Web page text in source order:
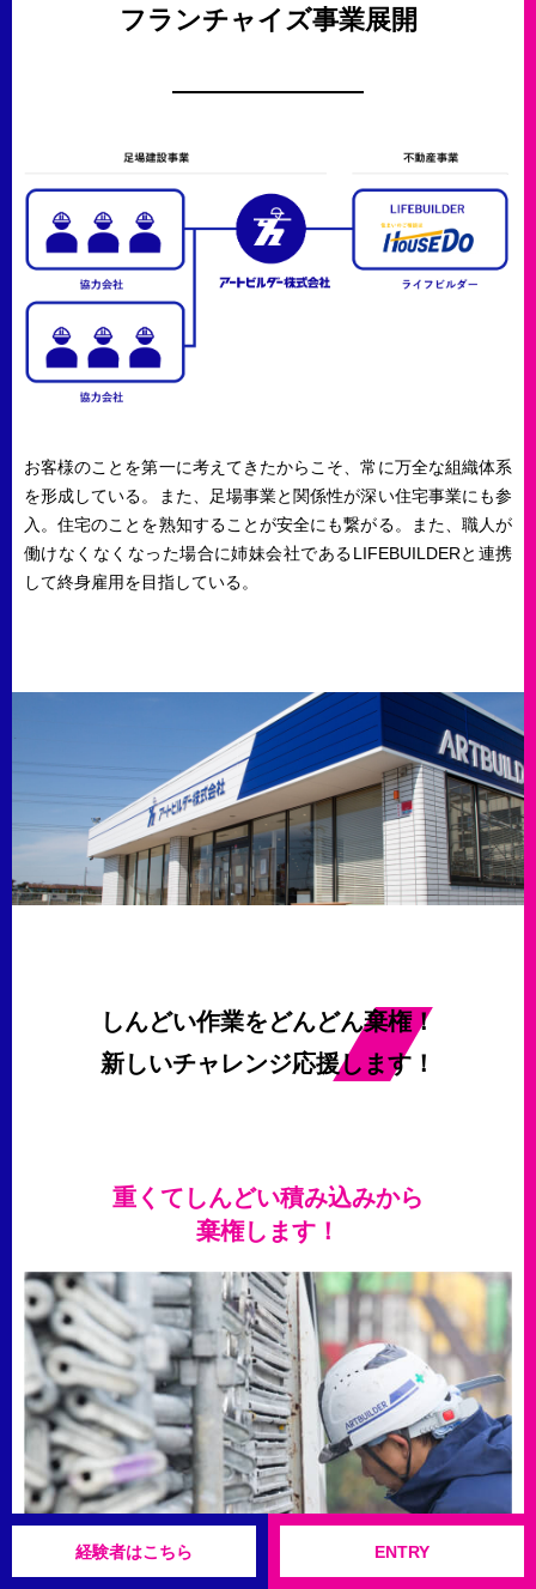
経験者はこちら ENTRY
フランチャイズ事業展開
お客様のことを第一に考えてきたからこそ、常に万全な組織体系
を形成している。また、足場事業と関係性が深い住宅事業にも参
入。住宅のことを熟知することが安全にも繋がる。また、職人が
働けなくなくなった場合に姉妹会社であるLIFEBUILDERと連携
して終身雇用を目指している。
しんどい作業をどんどん棄権！
新しいチャレンジ応援します！
重くてしんどい積み込みから
棄権します！